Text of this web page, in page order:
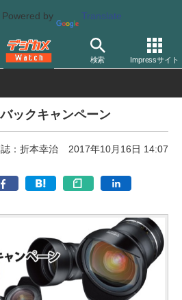
Powered by Translate
検索 Impressサイト
交換レンズ その他
ックキャンペーン
：折本幸治 2017年10月16日 14:07